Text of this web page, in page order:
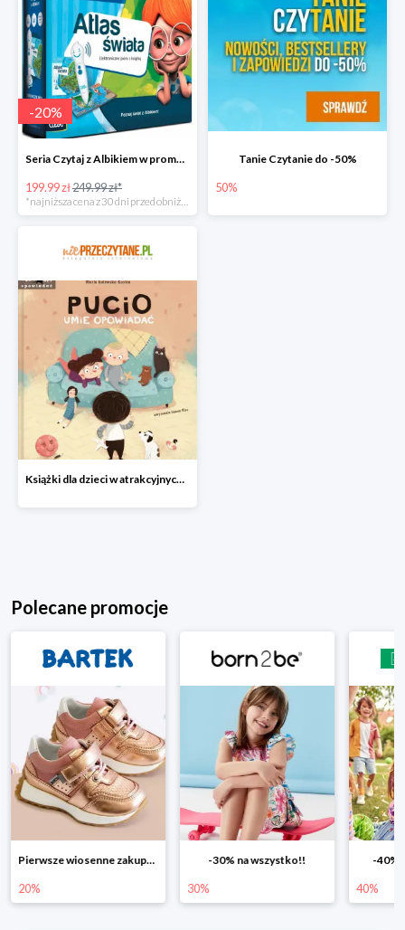
-20%
Seria Czytaj z Albikiem w promocji
199.99 zł249.99 zł*
Tanie Czytanie do -50%
50%
Książki dla dzieci w atrakcyjnych cenach
Polecane promocje
-30% na wszystko!!
30%
-40% na drugą sztukę
40% 25%